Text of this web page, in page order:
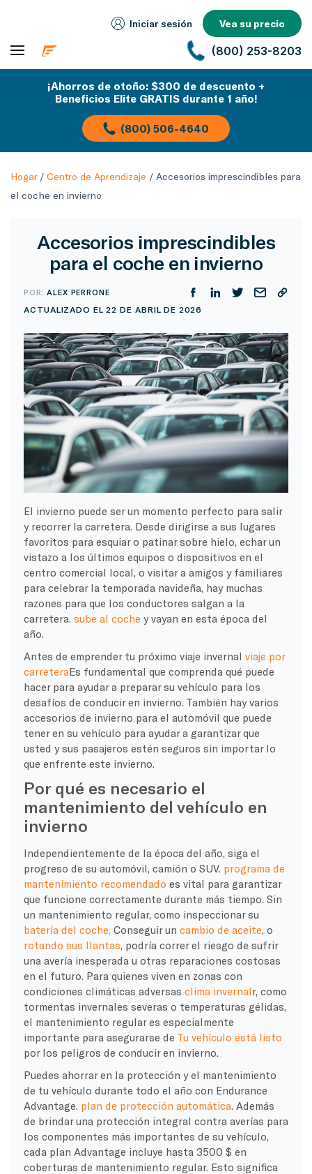
Iniciar sesión Vea su precio
(800) 253-8203
¡Ahorros de otoño: $300 de descuento +
Beneficios Elite GRATIS durante 1 año!
(800) 506-4640
Hogar/ Centro de Aprendizaje / Accesorios imprescindibles para
el coche en invierno
Accesorios imprescindibles
para el coche en invierno
POR:ALEX PERRONE
ACTUALIZADO EL 22 DE ABRIL DE 2026
El invierno puede ser un momento perfecto para salir
y recorrer la carretera. Desde dirigirse a sus lugares
favoritos para esquiar o patinar sobre hielo, echar un
vistazo a los últimos equipos o dispositivos en el
centro comercial local, o visitar a amigos y familiares
para celebrar la temporada navideña, hay muchas
razones para que los conductores salgan a la
carretera. sube al coche y vayan en esta época del
año.
Antes de emprender tu próximo viaje invernal viaje por
carreteraEs fundamental que comprenda qué puede
hacer para ayudar a preparar su vehículo para los
desafíos de conducir en invierno. También hay varios
accesorios de invierno para el automóvil que puede
tener en su vehículo para ayudar a garantizar que
usted y sus pasajeros estén seguros sin importar lo
que enfrente este invierno.
Por qué es necesario el
mantenimiento del vehículo en
invierno
Independientemente de la época del año, siga el
progreso de su automóvil, camión o SUV. programa de
mantenimiento recomendado es vital para garantizar
que funcione correctamente durante más tiempo. Sin
un mantenimiento regular, como inspeccionar su
batería del coche, Conseguir un cambio de aceite , o
rotando sus llantas , podría correr el riesgo de sufrir
una avería inesperada u otras reparaciones costosas
en el futuro. Para quienes viven en zonas con
condiciones climáticas adversas clima invernalr, como
tormentas invernales severas o temperaturas gélidas,
el mantenimiento regular es especialmente
importante para asegurarse de Tu vehículo está listo
por los peligros de conducir en invierno.
Puedes ahorrar en la protección y el mantenimiento
de tu vehículo durante todo el año con Endurance
Advantage. plan de protección automática . Además
de brindar una protección integral contra averías para
los componentes más importantes de su vehículo,
cada plan Advantage incluye hasta 3500 $ en
coberturas de mantenimiento regular. Esto significa